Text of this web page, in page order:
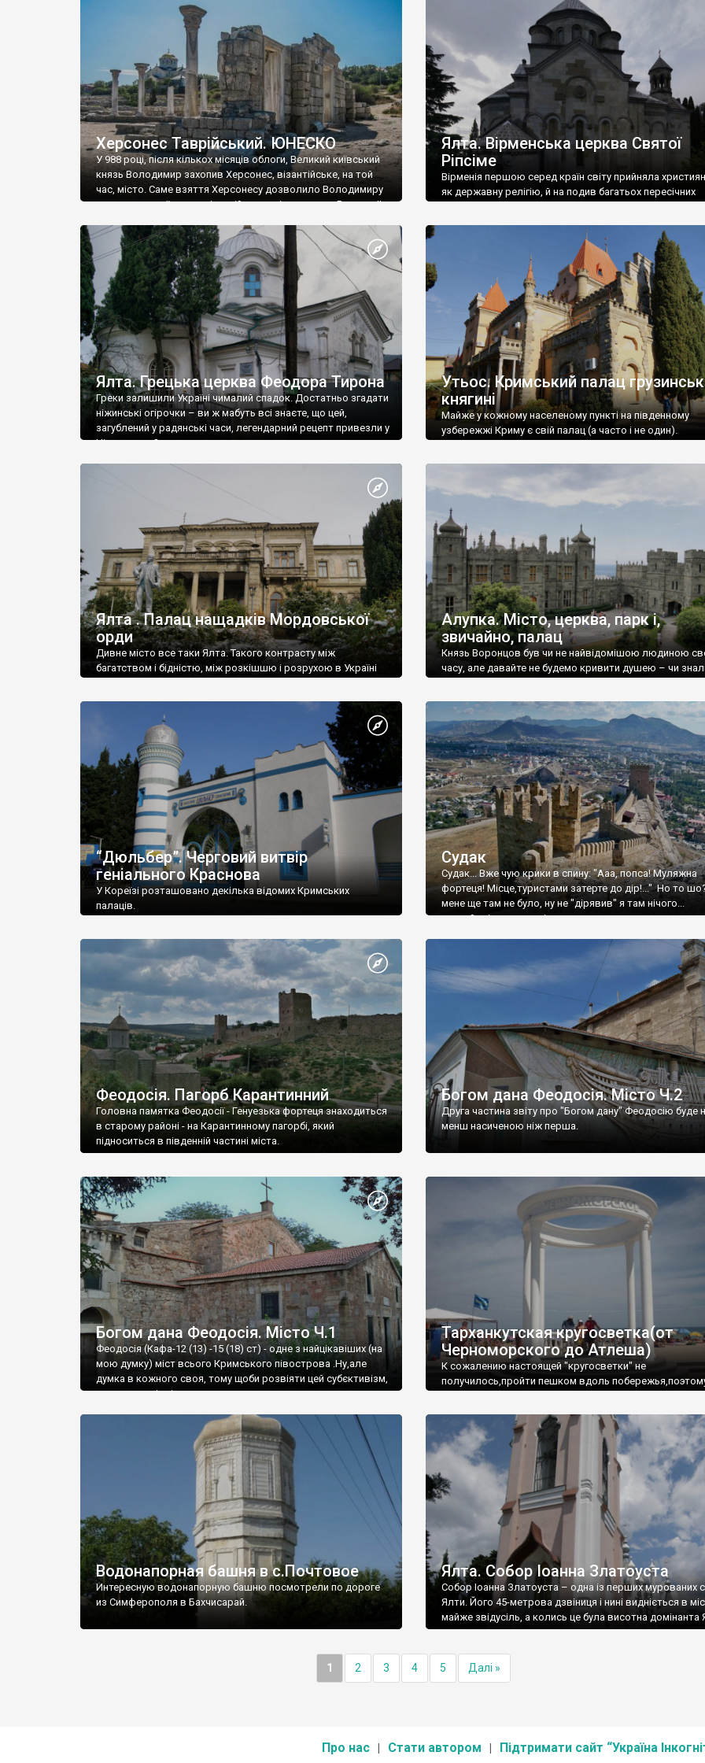
візантійської доби. Раритети викрадені з фондів об’єкту
культурної спадщини ЮНЕСКО «Херсонеса Таврійського».
Офіційно – на виставку «Золото Візантії», але експерти та
влада в Україні вважають це лише […]
називаються «повстяками» (postaki)…” “Вино. Крим
виробляє відмінне вино і його вдосталь: воно все
легке біле і дуже […]
Херсонес Таврійський. ЮНЕСКО
У 988 році, після кількох місяців облоги, Великий київський
князь Володимир захопив Херсонес, візантійське, на той
час, місто. Саме взяття Херсонесу дозволило Володимиру
диктувати свої умови візантійському імператору Василю ІІ,
Херсонесі Володимир-язичник, став Василем-
християнином. А потім було Хрещення Русі. На честь
Херсонесу Таврійського названо місто […]
Ялта. Вірменська церква Святої
Ріпсіме
Вірменія першою серед країн світу прийняла
як державну релігію, й на подив багатьох пересічних
Ялта. Грецька церква Феодора Тирона
Греки залишили Україні чималий спадок. Достатньо згадати
ніжинські огірочки – ви ж мабуть всі знаєте, що цей,
загублений у радянські часи, легендарний рецепт привезли у
Ніжин греки?
Утьос. Кримський палац
княгині
Майже у кожному населеному пункті на південному
узбережжі Криму є свій палац (а часто і не один).
Ялта . Палац нащадків Мордовської
орди
Дивне місто все таки Ялта. Такого контрасту між
багатством і бідністю, між розкішшю і розрухою в Україні
Алупка. Місто, церква, парк і,
звичайно, палац
Князь Воронцов був чи не найвідомішою людиною
часу, але давайте не будемо кривити душею – чи
“Дюльбер”. Черговий витвір
геніального Краснова
У Кореїзі розташовано декілька відомих Кримських
палаців.
Судак
Судак... Вже чую крики в спину: "Ааа, попса! Муляжна
фортеця! Місце,туристами затерте до дір!..." Но то
мене ще там не було, ну не "дірявив" я там нічого...
принаймні до цього літа.
Феодосія. Пагорб Карантинний
Головна памятка Феодосії - Генуезька фортеця знаходиться
в старому районі - на Карантинному пагорбі, який
підноситься в південній частині міста.
Богом дана Феодосія. Місто Ч.2
Друга частина звіту про "Богом дану" Феодосію буде
менш насиченою ніж перша.
Богом дана Феодосія. Місто Ч.1
Феодосія (Кафа-12 (13) -15 (18) ст) - одне з найцікавіших (на
мою думку) міст всього Кримського півострова .Ну,але
думка в кожного своя, тому щоби розвіяти цей субєктивізм,
запрошую відвідати це
Тарханкутская кругосветка(от
Черноморского до Атлеша)
К сожалению настоящей "кругосветки" не
получилось,пройти пешком вдоль
Водонапорная башня в с.Почтовое
Интересную водонапорную башню посмотрели по дороге
из Симферополя в Бахчисарай.
Ялта. Собор Іоанна Златоуста
Собор Іоанна Златоуста – одна із перших мурованих
Ялти. Його 45-метрова дзвіниця і нині видніється в
майже звідусіль, а колись це була висотна домінанта
1 2 3 4 5 Далі »
Про нас Стати автором Підтримати сайт “Україна